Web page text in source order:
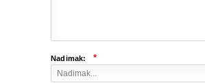
Nadimak: *